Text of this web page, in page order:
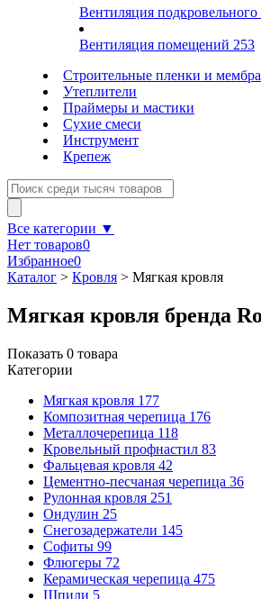
Вентиляция подкровельного
Вентиляция помещений 253
Строительные пленки и
Утеплители
Праймеры и мастики
Сухие смеси
Инструмент
Крепеж
Все категории ▼
Нет товаров0
Избранное0
Каталог > Кровля > Мягкая кровля
Мягкая кровля бренда
Показать 0 товара
Категории
Мягкая кровля 177
Композитная черепица 176
Металлочерепица 118
Кровельный профнастил 83
Фальцевая кровля 42
Цементно-песчаная черепица 36
Рулонная кровля 251
Ондулин 25
Снегозадержатели 145
Софиты 99
Флюгеры 72
Керамическая черепица 475
Шпили 5